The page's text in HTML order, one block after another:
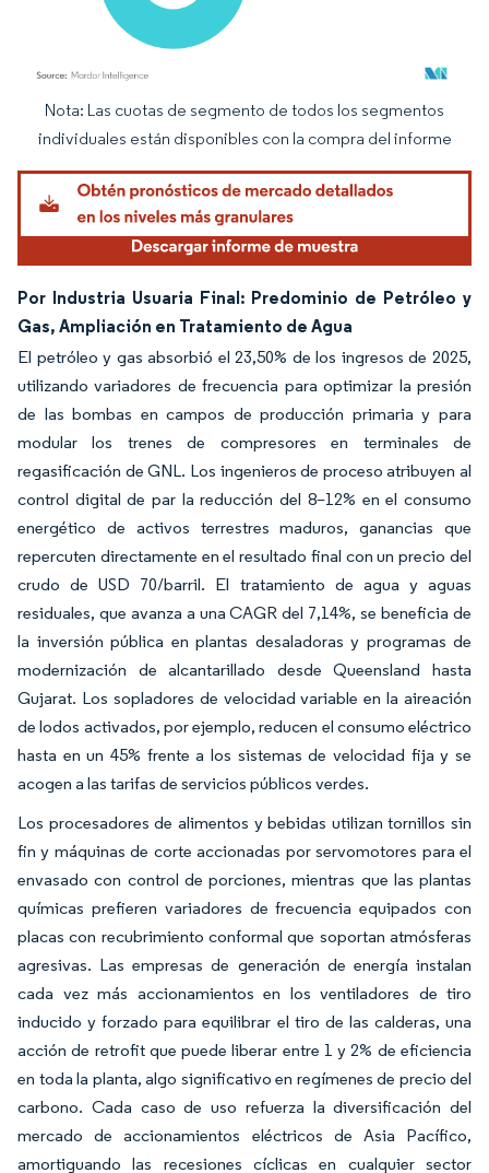
Imagen © Mordor Intelligence. El uso requiere atribución según CC BY 4.0.
Nota: Las cuotas de segmento de todos los segmentos
individuales están disponibles con la compra del informe
Por Industria Usuaria Final: Predominio de Petróleo y
Gas, Ampliación en Tratamiento de Agua
El petróleo y gas absorbió el 23,50% de los ingresos de 2025,
utilizando variadores de frecuencia para optimizar la presión
de las bombas en campos de producción primaria y para
modular los trenes de compresores en terminales de
regasificación de GNL. Los ingenieros de proceso atribuyen al
control digital de par la reducción del 8–12% en el consumo
energético de activos terrestres maduros, ganancias que
repercuten directamente en el resultado final con un precio del
crudo de USD 70/barril. El tratamiento de agua y aguas
residuales, que avanza a una CAGR del 7,14%, se beneficia de
la inversión pública en plantas desaladoras y programas de
modernización de alcantarillado desde Queensland hasta
Gujarat. Los sopladores de velocidad variable en la aireación
de lodos activados, por ejemplo, reducen el consumo eléctrico
hasta en un 45% frente a los sistemas de velocidad fija y se
acogen a las tarifas de servicios públicos verdes.
Los procesadores de alimentos y bebidas utilizan tornillos sin
fin y máquinas de corte accionadas por servomotores para el
envasado con control de porciones, mientras que las plantas
químicas prefieren variadores de frecuencia equipados con
placas con recubrimiento conformal que soportan atmósferas
agresivas. Las empresas de generación de energía instalan
cada vez más accionamientos en los ventiladores de tiro
inducido y forzado para equilibrar el tiro de las calderas, una
acción de retrofit que puede liberar entre 1 y 2% de eficiencia
en toda la planta, algo significativo en regímenes de precio del
carbono. Cada caso de uso refuerza la diversificación del
mercado de accionamientos eléctricos de Asia Pacífico,
amortiguando las recesiones cíclicas en cualquier sector